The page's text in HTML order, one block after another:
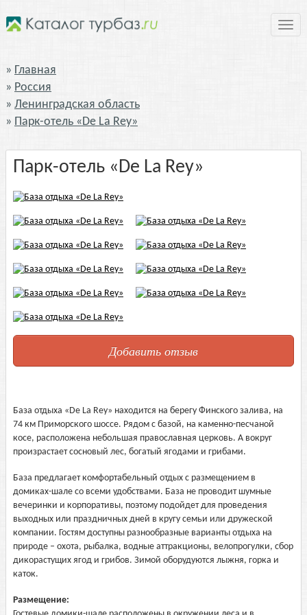
Главная
Россия
Ленинградская область
Парк-отель «De La Rey»
Парк-отель «De La Rey»
Добавить отзыв
База отдыха «De La Rey» находится на берегу Финского залива, на
74 км Приморского шоссе. Рядом с базой, на каменно-песчаной
косе, расположена небольшая православная церковь. А вокруг
произрастает сосновый лес, богатый ягодами и грибами.
База предлагает комфортабельный отдых с размещением в
домиках-шале со всеми удобствами. База не проводит шумные
вечеринки и корпоративы, поэтому подойдет для проведения
выходных или праздничных дней в кругу семьи или дружеской
компании. Гостям доступны разнообразные варианты отдыха на
природе – охота, рыбалка, водные аттракционы, велопрогулки, сбор
дикорастущих ягод и грибов. Зимой оборудуются лыжня, горка и
каток.
Размещение: